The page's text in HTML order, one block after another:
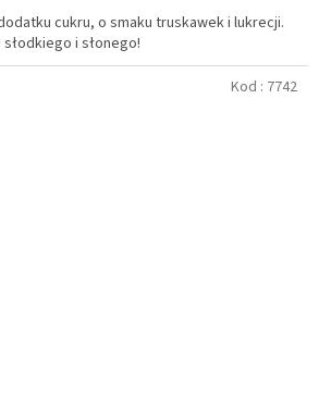
cukru, o smaku truskawek i lukrecji.
i słonego!
Kod : 7742